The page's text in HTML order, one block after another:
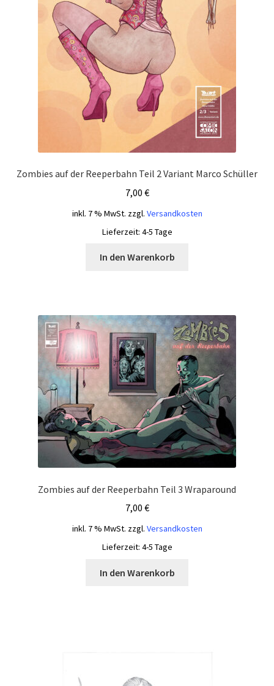
Zombies auf der Reeperbahn Teil 2 Variant Marco Schüller
7,00 €
inkl. 7 % MwSt. zzgl. Versandkosten
Lieferzeit: 4-5 Tage
In den Warenkorb
Zombies auf der Reeperbahn Teil 3 Wraparound
7,00 €
inkl. 7 % MwSt. zzgl. Versandkosten
Lieferzeit: 4-5 Tage
In den Warenkorb